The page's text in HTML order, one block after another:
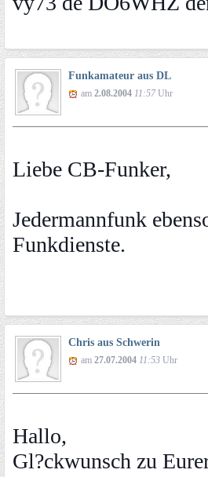
Funkamateur aus DL
am 2.08.2004 11:57Uhr
Liebe CB-Funker,
Jedermannfunk
Funkdienste.
Chris aus Schwerin
am 27.07.2004 11:53 Uhr
Hallo,
Gl?ckwunsch zu